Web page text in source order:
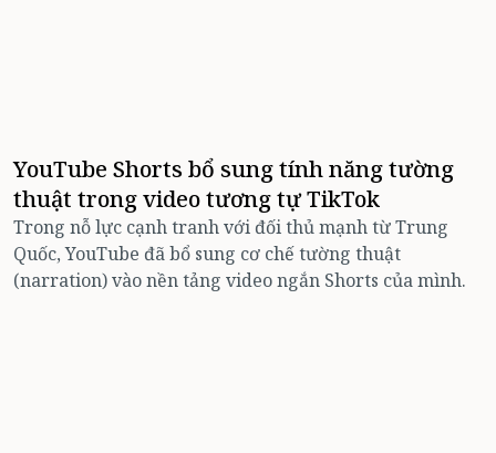
YouTube Shorts bổ sung tính năng tường
thuật trong video tương tự TikTok
Trong nỗ lực cạnh tranh với đối thủ mạnh từ Trung
Quốc, YouTube đã bổ sung cơ chế tường thuật
(narration) vào nền tảng video ngắn Shorts của mình.